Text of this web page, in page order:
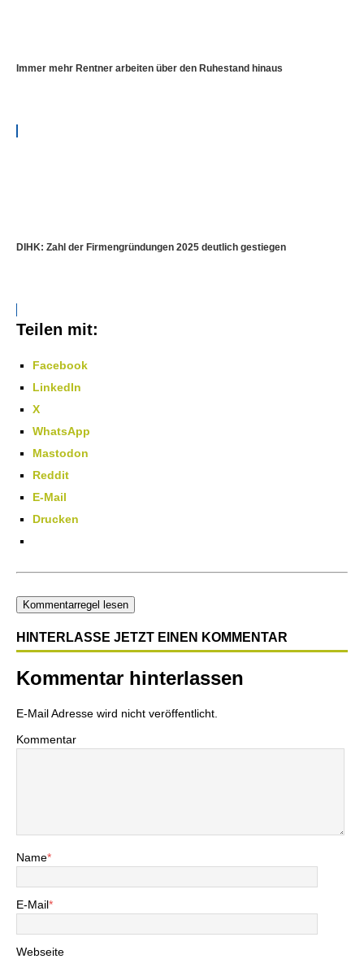
Immer mehr Rentner arbeiten über den Ruhestand hinaus
DIHK: Zahl der Firmengründungen 2025 deutlich gestiegen
Teilen mit:
Facebook
LinkedIn
X
WhatsApp
Mastodon
Reddit
E-Mail
Drucken
Kommentarregel lesen
HINTERLASSE JETZT EINEN KOMMENTAR
Kommentar hinterlassen
E-Mail Adresse wird nicht veröffentlicht.
Kommentar
Name*
E-Mail*
Webseite